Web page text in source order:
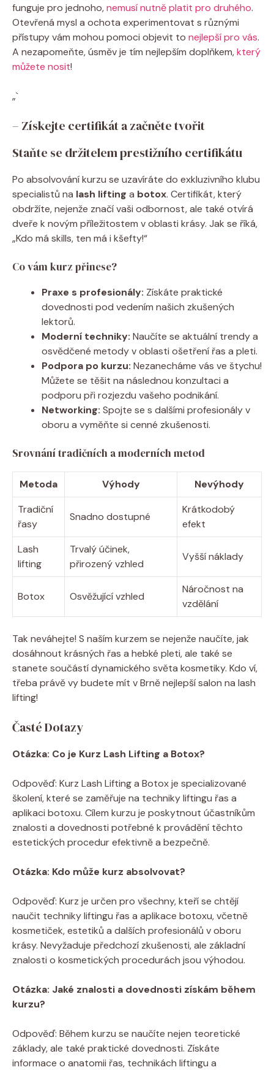
funguje pro jednoho,nemusí nutně platit pro druhého.
Otevřená mysl a ochota experimentovat s různými
přístupy vám mohou pomoci objevit to nejlepší pro vás.
A nezapomeňte, úsměv je tím nejlepším doplňkem,který
můžete nosit!
„`
– Získejte certifikát a začněte tvořit
Staňte se držitelem prestižního certifikátu
Po absolvování kurzu se uzavíráte do exkluzivního klubu
specialistů na lash lifting a botox. Certifikát, který
obdržíte, nejenže značí vaši odbornost, ale také otvírá
dveře k novým příležitostem v oblasti krásy. Jak se říká,
„Kdo má skills, ten má i kšefty!“
Co vám kurz přinese?
Praxe s profesionály: Získáte praktické
dovednosti pod vedením našich zkušených
lektorů.
Moderní techniky: Naučíte se aktuální trendy a
osvědčené metody v oblasti ošetření řas a pleti.
Podpora po kurzu: Nezanecháme vás ve štychu!
Můžete se těšit na následnou konzultaci a
podporu při rozjezdu vašeho podnikání.
Networking: Spojte se s dalšími profesionály v
oboru a vyměňte si cenné zkušenosti.
Srovnání tradičních a moderních metod
Metoda Výhody
Nevýhody
Tradiční
řasy
Snadno dostupné
Krátkodobý
efekt
Lash
lifting
Trvalý účinek,
přirozený vzhled
Vyšší náklady
Botox Osvěžující vzhled
Náročnost na
vzdělání
Tak neváhejte! S naším kurzem se nejenže naučíte, jak
dosáhnout krásných řas a hebké pleti, ale také se
stanete součástí dynamického světa kosmetiky. Kdo ví,
třeba právě vy budete mít v Brně nejlepší salon na lash
lifting!
Časté Dotazy
Otázka: Co je Kurz Lash Lifting a Botox?
Odpověď: Kurz Lash Lifting a Botox je specializované
školení, které se zaměřuje na techniky liftingu řas a
aplikaci botoxu. Cílem kurzu je poskytnout účastníkům
znalosti a dovednosti potřebné k provádění těchto
estetických procedur efektivně a bezpečně.
Otázka: Kdo může kurz absolvovat?
Odpověď: Kurz je určen pro všechny, kteří se chtějí
naučit techniky liftingu řas a aplikace botoxu, včetně
kosmetiček, estetiků a dalších profesionálů v oboru
krásy. Nevyžaduje předchozí zkušenosti, ale základní
znalosti o kosmetických procedurách jsou výhodou.
Otázka: Jaké znalosti a dovednosti získám během
kurzu?
Odpověď: Během kurzu se naučíte nejen teoretické
základy, ale také praktické dovednosti. Získáte
informace o anatomii řas, technikách liftingu a